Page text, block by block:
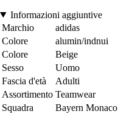
Informazioni aggiuntive
Marchio
adidas
Colore
alumin/indnui
Colore
Beige
Sesso
Uomo
Fascia d'età
Adulti
Assortimento Teamwear
Squadra
Bayern Monaco